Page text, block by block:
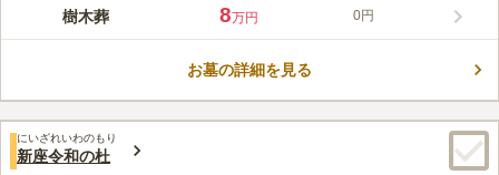
埼玉県新座市の東福寺に、緑あふれる樹木葬墓地が完成しまし
理が大変でお困りの方など、お墓への様々な悩みを抱えている方
そのままプランの名称になっています。
口コミ評価
この霊園はまだ誰からも評価されていません。
樹木葬 8万円 0円
お墓の詳細を見る
にいざれいわのもり
新座令和の杜